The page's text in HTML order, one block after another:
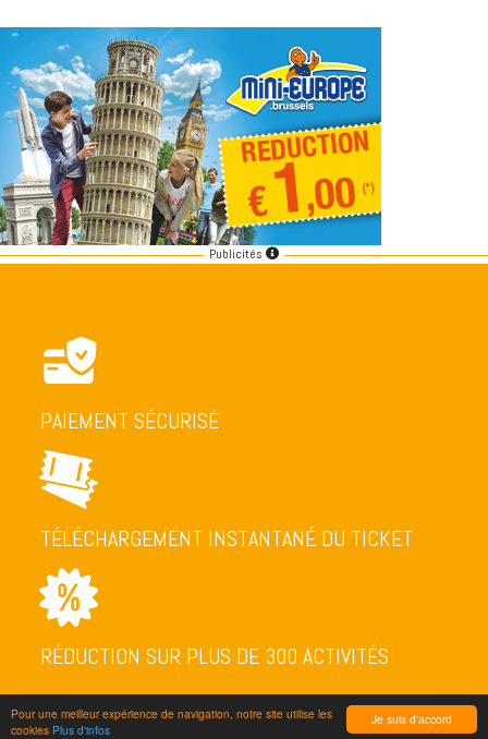
Je suis d'accord
Pour une meilleur expérience de navigation, notre site utilise les
cookies Plus d'infos
Publicités
PAIEMENT SÉCURISÉ
TÉLÉCHARGEMENT INSTANTANÉ DU TICKET
RÉDUCTION SUR PLUS DE 300 ACTIVITÉS